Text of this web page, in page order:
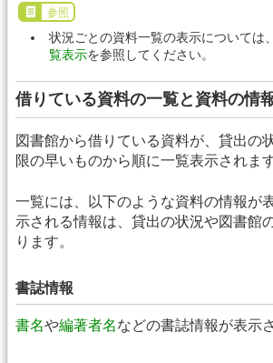
参照
状況ごとの資料一覧の表示については、
覧表示を参照してください。
借りている資料の一覧と資料の情
図書館から借りている資料が、貸出の
限の早いものから順に一覧表示されます
一覧には、以下のような資料の情報が
示される情報は、貸出の状況や図書館
ります。
書誌情報
書名や編著者名などの書誌情報が表示